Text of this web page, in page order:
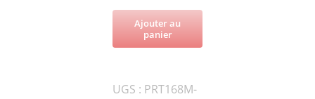
de
PRT168M-
038070
GROUND
Ajouter au
panier
UGS : PRT168M-